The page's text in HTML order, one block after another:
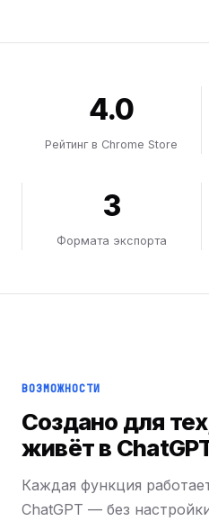
4.0
Рейтинг в Chrome Store
3
Формата экспорта
ВОЗМОЖНОСТИ
Создано для
живёт в
Каждая функция
ChatGPT — без